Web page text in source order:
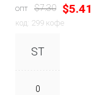
опт
$7.30 $5.41
код: 299 кофе
ST